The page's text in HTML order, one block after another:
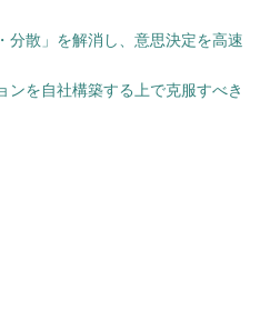
分散」を解消し、意思決定を高速
ンを自社構築する上で克服すべき